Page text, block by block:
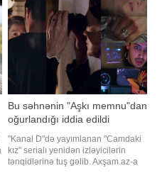
görənlər heyrətlərini gizlədə
bilməyiblər
Bu səhnənin "Aşkı memnu"dan
oğurlandığı iddia edildi
"Kanal D"də yayımlanan "Camdaki
kız" serialı yenidən izləyicilərin
tənqidlərinə tuş gəlib. Axşam.az-a